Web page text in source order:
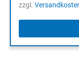
zzgl.